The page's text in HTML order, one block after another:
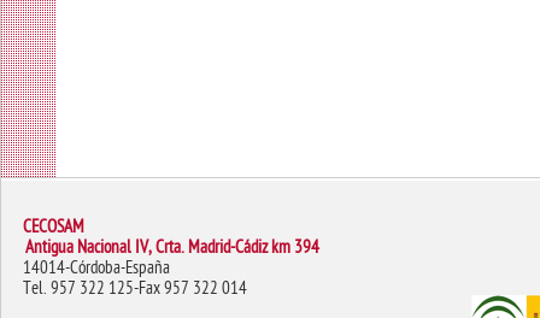
CECOSAM
Antigua Nacional IV, Crta. Madrid-Cádiz km 394
14014-Córdoba-España
Tel. 957 322 125-Fax 957 322 014